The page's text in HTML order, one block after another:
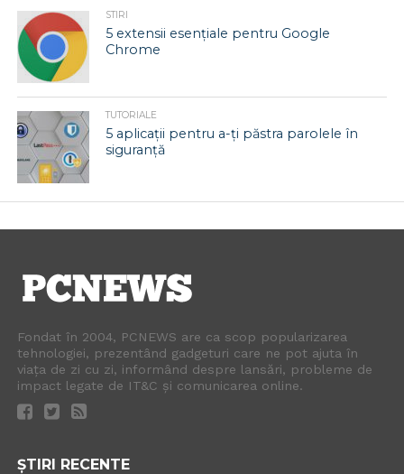
STIRI
5 extensii esențiale pentru Google
Chrome
TUTORIALE
5 aplicații pentru a-ți păstra parolele în
siguranță
Fondat în 2004, PCNEWS are ca scop popularizarea
tehnologiei, prezentând gadgeturi care ne pot ajuta în
viața de zi cu zi, informând despre lansări, probleme de
impact legate de IT&C și comunicarea online.
ȘTIRI RECENTE